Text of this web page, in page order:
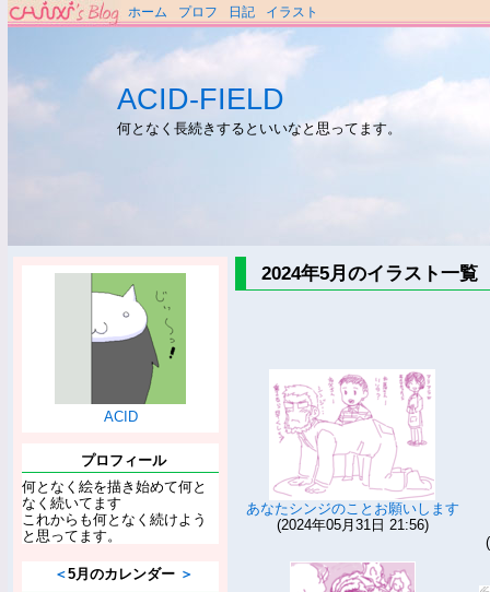
ホーム プロフ 日記 イラスト
ACID-FIELD
何となく長続きするといいなと思ってます。
ACID
プロフィール
何となく絵を描き始めて何と
なく続いてます
これからも何となく続けよう
と思ってます。
＜5月のカレンダー ＞
2024年5月のイラスト一覧
あなたシンジのことお願いします
(2024年05月31日 21:56)